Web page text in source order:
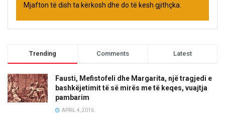
Mjafton të dish ta kërkosh dhe do të kesh gjithçka.
Trending Comments Latest
Fausti, Mefistofeli dhe Margarita, një tragjedi e
bashkëjetimit të së mirës me të keqes, vuajtja
pambarim
APRIL 4, 2016